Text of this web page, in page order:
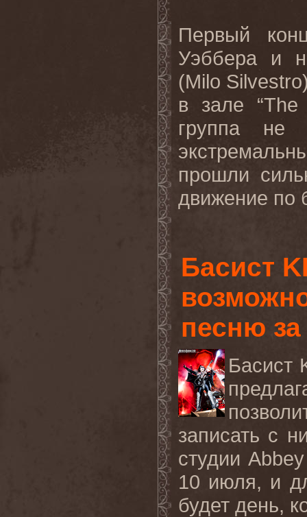
Первый
Уэббера и
(Milo
в зале “The
группа не
прошли
движение по
Басист
песню
Басист
записать с
студии Abbey
10 июля, и
будет день,